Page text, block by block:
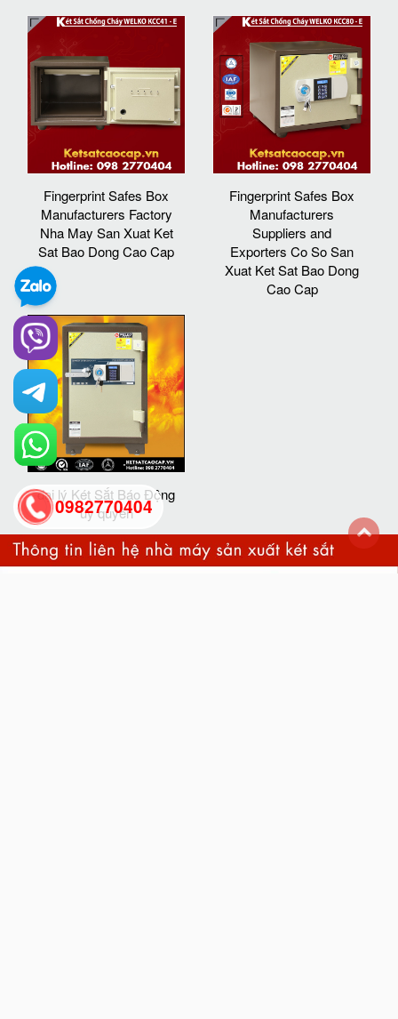
Fingerprint Safes Box
Manufacturers Factory
Nha May San Xuat Ket
Sat Bao Dong Cao Cap
Fingerprint Safes Box
Manufacturers
Suppliers and
Exporters Co So San
Xuat Ket Sat Bao Dong
Cao Cap
đại lý Két Sắt Báo Động
ủy quyền
0982770404
back